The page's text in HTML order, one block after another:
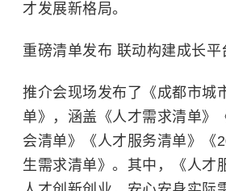
才发展新格局。
重磅清单发布 联动构建成长平
推介会现场发布了《成都市城
单》，涵盖《人才需求清单》
会清单》《人才服务清单》《
生需求清单》。其中，《人才